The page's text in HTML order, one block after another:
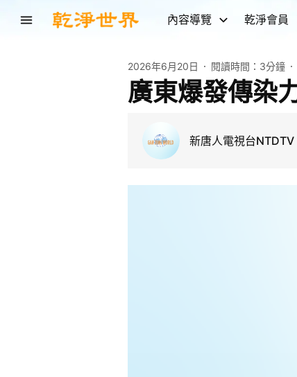
內容導覽 乾淨會員
2026年6月20日 閱讀時間： 3分鐘
廣東爆發傳染
新唐人電視台NTDTV